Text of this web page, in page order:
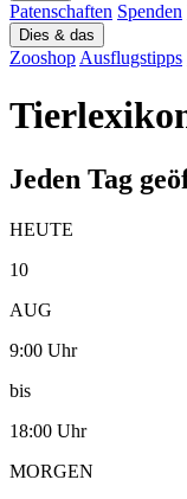
Patenschaften Spenden
Dies & das
Zooshop Ausflugstipps
Jeden Tag
HEUTE
10
AUG
9:00 Uhr
bis
18:00 Uhr
MORGEN